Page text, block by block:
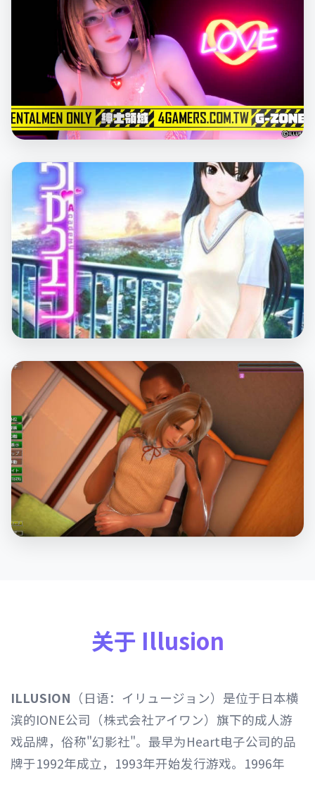
关于 Illusion
ILLUSION （日语：イリュージョン）是位于日本横
滨的IONE公司（株式会社アイワン）旗下的成人游
戏品牌，俗称"幻影社"。最早为Heart电子公司的品
牌于1992年成立，1993年开始发行游戏。1996年